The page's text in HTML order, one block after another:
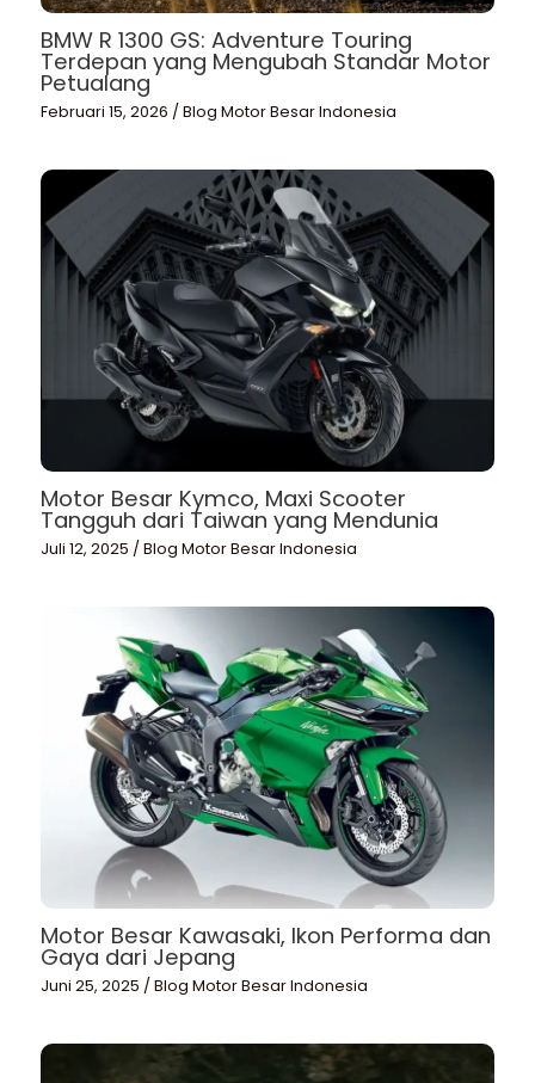
BMW R 1300 GS: Adventure Touring
Terdepan yang Mengubah Standar Motor
Petualang
Februari 15, 2026 /Blog Motor Besar Indonesia
Motor Besar Kymco, Maxi Scooter
Tangguh dari Taiwan yang Mendunia
Juli 12, 2025 /Blog Motor Besar Indonesia
Motor Besar Kawasaki, Ikon Performa dan
Gaya dari Jepang
Juni 25, 2025 /Blog Motor Besar Indonesia